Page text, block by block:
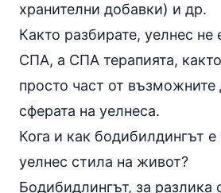
хранителни добавки) и др.
Както разбирате, уелнес не
СПА, а СПА терапията,
просто част от възможните
сферата на уелнеса.
Кога и как бодибилдингът е
уелнес стила на живот?
Бодибидлингът, за разлика